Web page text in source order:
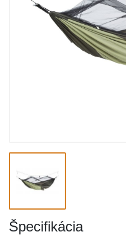
Špecifikácia